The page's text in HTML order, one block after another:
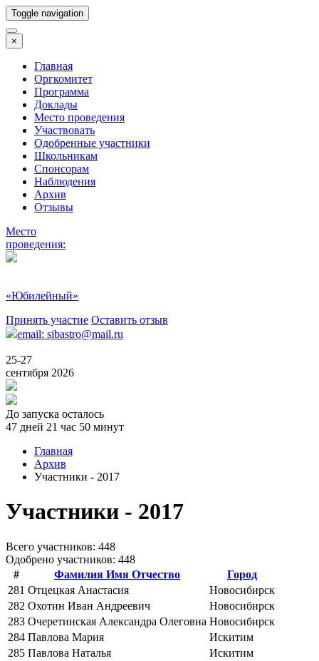
Toggle navigation
×
Главная
Оргкомитет
Программа
Доклады
Место проведения
Участвовать
Одобренные участники
Школьникам
Спонсорам
Наблюдения
Архив
Отзывы
Место
проведения:
«Юбилейный»
Принять участие Оставить отзыв
email: sibastro@mail.ru
25-27
сентября 2026
До запуска осталось
47 дней 21 час 50 минут
Главная
Архив
Участники - 2017
Участники - 2017
Всего учаcтников: 448
Одобрено участников: 448
#
Фамилия Имя Отчество
Город
281 Отцецкая Анастасия
Новосибирск
282 Охотин Иван Андреевич
Новосибирск
283 Очеретинская Александра Олеговна Новосибирск
284 Павлова Мария
Искитим
285 Павлова Наталья
Искитим